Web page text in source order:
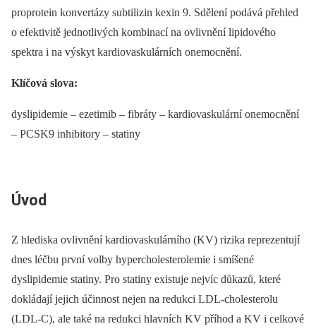
proprotein konvertázy subtilizin kexin 9. Sdělení podává přehled
o efektivitě jednotlivých kombinací na ovlivnění lipidového
spektra i na výskyt kardiovaskulárních onemocnění.
Klíčová slova:
dyslipidemie –⁠ ezetimib –⁠ fibráty –⁠ kardiovaskulární onemocnění
–⁠ PCSK9 inhibitory –⁠ statiny
Úvod
Z hlediska ovlivnění kardiovaskulárního (KV) rizika reprezentují
dnes léčbu první volby hypercholesterolemie i smíšené
dyslipidemie statiny. Pro statiny existuje nejvíc důkazů, které
dokládají jejich účinnost nejen na redukci LDL-cholesterolu
(LDL-C), ale také na redukci hlavních KV příhod a KV i celkové